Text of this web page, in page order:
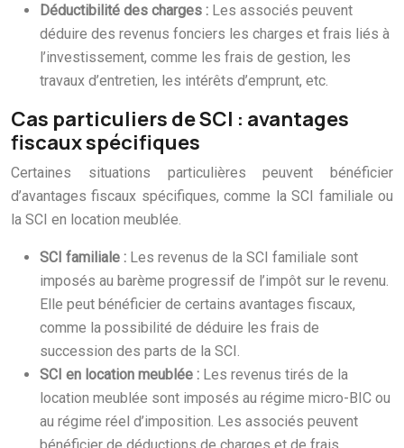
Déductibilité des charges : Les associés peuvent
déduire des revenus fonciers les charges et frais liés à
l’investissement, comme les frais de gestion, les
travaux d’entretien, les intérêts d’emprunt, etc.
Cas particuliers de SCI : avantages
fiscaux spécifiques
Certaines situations particulières peuvent bénéficier
d’avantages fiscaux spécifiques, comme la SCI familiale ou
la SCI en location meublée.
SCI familiale : Les revenus de la SCI familiale sont
imposés au barème progressif de l’impôt sur le revenu.
Elle peut bénéficier de certains avantages fiscaux,
comme la possibilité de déduire les frais de
succession des parts de la SCI.
SCI en location meublée : Les revenus tirés de la
location meublée sont imposés au régime micro-BIC ou
au régime réel d’imposition. Les associés peuvent
bénéficier de déductions de charges et de frais